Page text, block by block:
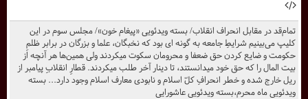
تمام‌قد در مقابل انحراف انقلاب/ بسته ویدئویی «پیغام خون»/ مجلس سوم در این
کلیپ می‌بینیم شرایطِ جامعه به گونه­ ای بود که نخبگان، علما و بزرگان در برابر ظلمِ
حکومت و ضایع کردن حق ضعفا و محرومان سکوت می­کردند ولی همین‌­ها هر آنچه از
بیت المال را که حق خود می­دانستند، تا دینار آخر طلب می­کردند. قطارِ انقلابِ پیامبر از
ریل خارج شده و خطر انحرافِ کلّ اسلام و نابودی معارف اسلام وجود دارد... بسته
ویدئویی ماه محرم،بسته ویدئویی عاشورایی